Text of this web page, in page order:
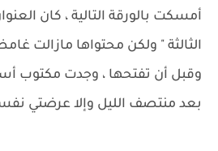
أمسكت بالورقة التالية ، كان
الثالثة " ولكن محتواها مازالت
وقبل أن تفتحها ، وجدت مكتوب
بعد منتصف الليل وإلا عرضتي